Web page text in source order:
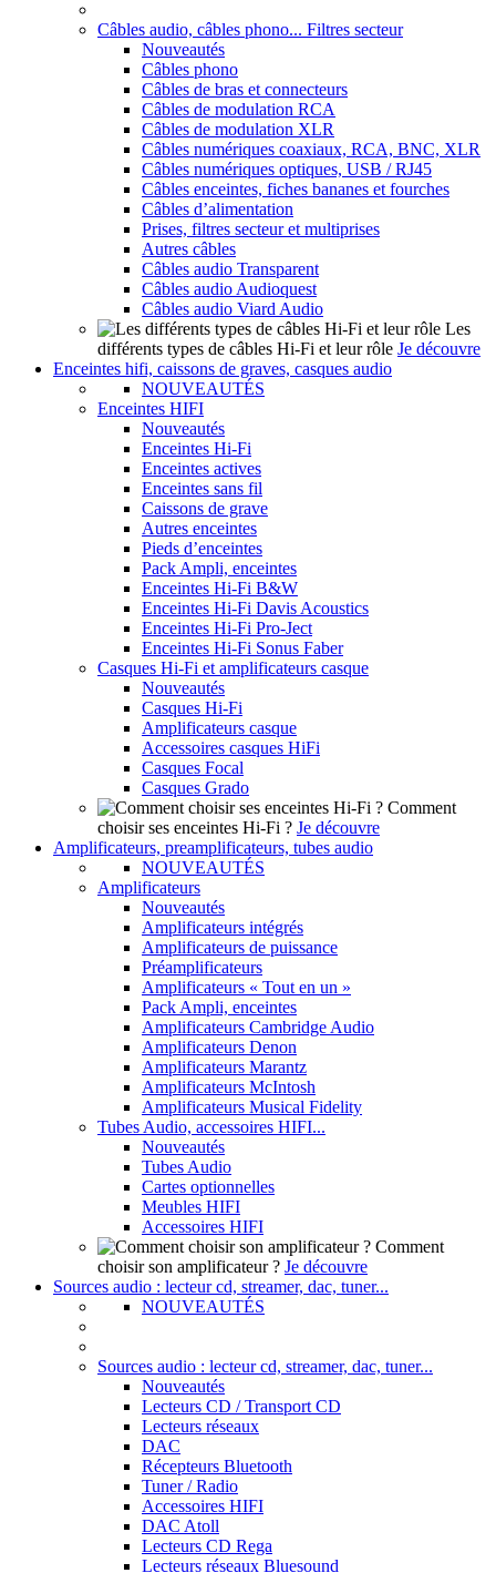
Câbles audio, câbles phono... Filtres secteur
Nouveautés
Câbles phono
Câbles de bras et connecteurs
Câbles de modulation RCA
Câbles de modulation XLR
Câbles numériques coaxiaux, RCA, BNC, XLR
Câbles numériques optiques, USB / RJ45
Câbles enceintes, fiches bananes et fourches
Câbles d’alimentation
Prises, filtres secteur et multiprises
Autres câbles
Câbles audio Transparent
Câbles audio Audioquest
Câbles audio Viard Audio
Les
différents types de câbles Hi-Fi et leur rôle Je découvre
Enceintes hifi, caissons de graves, casques audio
NOUVEAUTÉS
Enceintes HIFI
Nouveautés
Enceintes Hi-Fi
Enceintes actives
Enceintes sans fil
Caissons de grave
Autres enceintes
Pieds d’enceintes
Pack Ampli, enceintes
Enceintes Hi-Fi B&W
Enceintes Hi-Fi Davis Acoustics
Enceintes Hi-Fi Pro-Ject
Enceintes Hi-Fi Sonus Faber
Casques Hi-Fi et amplificateurs casque
Nouveautés
Casques Hi-Fi
Amplificateurs casque
Accessoires casques HiFi
Casques Focal
Casques Grado
Comment
choisir ses enceintes Hi-Fi ? Je découvre
Amplificateurs, preamplificateurs, tubes audio
NOUVEAUTÉS
Amplificateurs
Nouveautés
Amplificateurs intégrés
Amplificateurs de puissance
Préamplificateurs
Amplificateurs « Tout en un »
Pack Ampli, enceintes
Amplificateurs Cambridge Audio
Amplificateurs Denon
Amplificateurs Marantz
Amplificateurs McIntosh
Amplificateurs Musical Fidelity
Tubes Audio, accessoires HIFI...
Nouveautés
Tubes Audio
Cartes optionnelles
Meubles HIFI
Accessoires HIFI
Comment
choisir son amplificateur ? Je découvre
Sources audio : lecteur cd, streamer, dac, tuner...
NOUVEAUTÉS
Sources audio : lecteur cd, streamer, dac, tuner...
Nouveautés
Lecteurs CD / Transport CD
Lecteurs réseaux
DAC
Récepteurs Bluetooth
Tuner / Radio
Accessoires HIFI
DAC Atoll
Lecteurs CD Rega
Lecteurs réseaux Bluesound